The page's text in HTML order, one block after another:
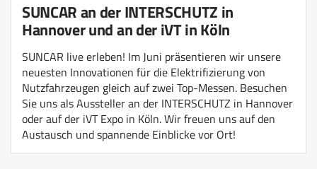
SUNCAR an der INTERSCHUTZ in
Hannover und an der iVT in Köln
SUNCAR live erleben! Im Juni präsentieren wir unsere
neuesten Innovationen für die Elektrifizierung von
Nutzfahrzeugen gleich auf zwei Top-Messen. Besuchen
Sie uns als Aussteller an der INTERSCHUTZ in Hannover
oder auf der iVT Expo in Köln. Wir freuen uns auf den
Austausch und spannende Einblicke vor Ort!